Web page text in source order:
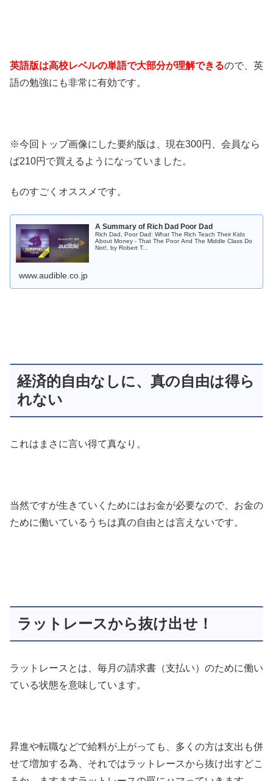
英語版は高校レベルの単語で大部分が理解できるので、英
語の勉強にも非常に有効です。
※今回トップ画像にした要約版は、現在300円、会員なら
ば210円で買えるようになっていました。
ものすごくオススメです。
A Summary of Rich Dad Poor Dad
Rich Dad, Poor Dad: What The Rich Teach Their Kids
About Money - That The Poor And The Middle Class Do
Not!, by Robert T...
www.audible.co.jp
経済的自由なしに、真の自由は得ら
れない
これはまさに言い得て真なり。
当然ですが生きていくためにはお金が必要なので、お金の
ために働いているうちは真の自由とは言えないです。
ラットレースから抜け出せ！
ラットレースとは、毎月の請求書（支払い）のために働い
ている状態を意味しています。
昇進や転職などで給料が上がっても、多くの方は支出も併
せて増加する為、それではラットレースから抜け出すどこ